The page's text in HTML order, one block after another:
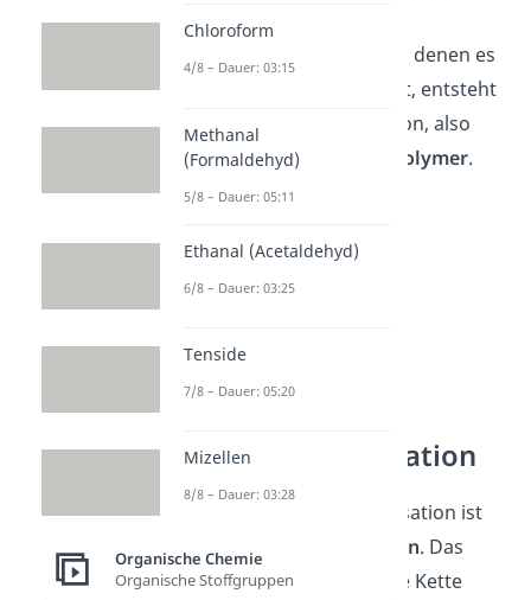
Propagation und
Kettenübertragungen, bei denen es
zu Verzweigungen kommt, entsteht
am Ende durch Termination, also
Abbruchreaktionen, ein
Polymer.
Kettenpolymerisation
Die radikalische Polymerisation ist
eineKettenpolymerisation. Das
heißt, dass die wachsende Kette
Chloroform
4/8 – Dauer: 03:15
Methanal
(Formaldehyd)
5/8 – Dauer: 05:11
Ethanal (Acetaldehyd)
6/8 – Dauer: 03:25
Tenside
7/8 – Dauer: 05:20
Mizellen
8/8 – Dauer: 03:28
Organische Chemie
Organische Stoffgruppen